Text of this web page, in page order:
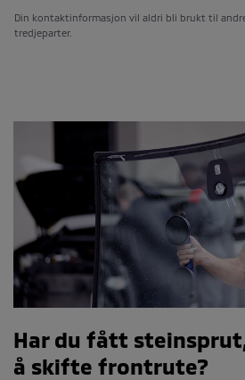
Din kontaktinformasjon vil aldri bli brukt til
tredjeparter.
Har du fått
å skifte frontrute?